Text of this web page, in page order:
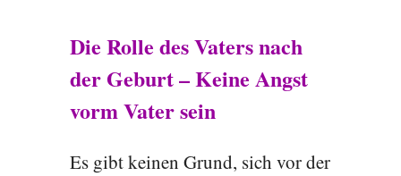
Die Rolle des Vaters nach
der Geburt – Keine Angst
vorm Vater sein
Es gibt keinen Grund, sich vor der